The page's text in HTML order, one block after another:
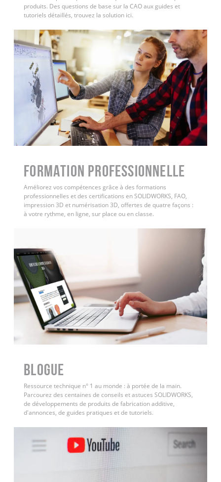
produits. Des questions de base sur la CAO aux guides et
tutoriels détaillés, trouvez la solution ici.
FORMATION PROFESSIONNELLE
Améliorez vos compétences grâce à des formations
professionnelles et des certifications en SOLIDWORKS, FAO,
impression 3D et numérisation 3D, offertes de quatre façons :
à votre rythme, en ligne, sur place ou en classe.
BLOGUE
Ressource technique n° 1 au monde : à portée de la main.
Parcourez des centaines de conseils et astuces SOLIDWORKS,
de développements de produits de fabrication additive,
d'annonces, de guides pratiques et de tutoriels.